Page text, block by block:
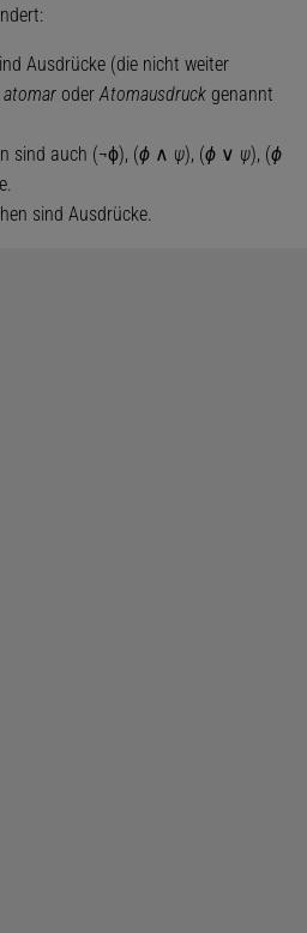
Ausdrücke (die nicht weiter
atomar oderAtomausdruck genannt
sind auch (¬ϕ), (ϕ ∧ ψ), (ϕ ∨ ψ), (ϕ
sind Ausdrücke.